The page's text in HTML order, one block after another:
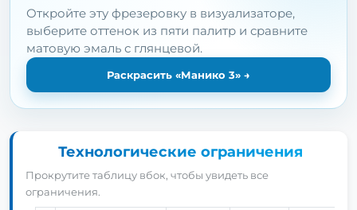
Откройте эту фрезеровку в визуализаторе,
выберите оттенок из пяти палитр и сравните
матовую эмаль с глянцевой.
Раскрасить «Манико 3» →
Технологические ограничения
Прокрутите таблицу вбок, чтобы увидеть все
ограничения.